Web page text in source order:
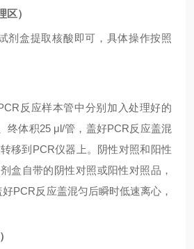
）
剂盒提取核酸即可，具体操作按照
反应样本管中分别加入处理好的
终体积25 μl/管，盖好PCR反应盖混
移到 PCR仪器上。阴性对照和阳性
盒自带的阴性对照或阳性对照品，
好PCR反应盖混匀后瞬时低速离心，